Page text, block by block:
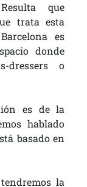
que
trata esta
es
donde
o
es de la
hablado
basado en
la